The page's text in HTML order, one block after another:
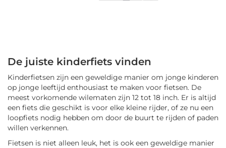
De juiste kinderfiets vinden
Kinderfietsen zijn een geweldige manier om jonge kinderen
op jonge leeftijd enthousiast te maken voor fietsen. De
meest vorkomende wilematen zijn 12 tot 18 inch. Er is altijd
een fiets die geschikt is voor elke kleine rijder, of ze nu een
loopfiets nodig hebben om door de buurt te rijden of paden
willen verkennen.
Fietsen is niet alleen leuk, het is ook een geweldige manier